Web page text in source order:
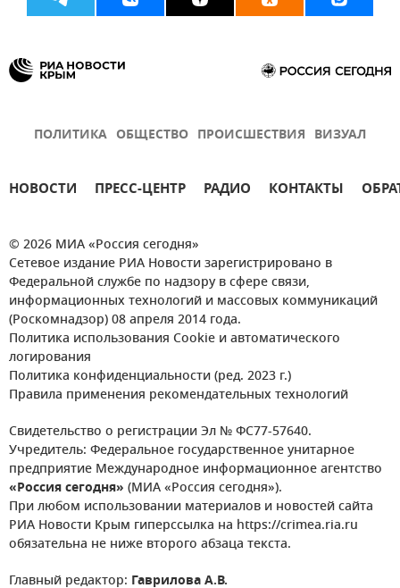
ПОЛИТИКА ОБЩЕСТВО ПРОИСШЕСТВИЯ ВИЗУАЛ
НОВОСТИ ПРЕСС-ЦЕНТР РАДИО КОНТАКТЫ
© 2026 МИА «Россия сегодня»
Сетевое издание РИА Новости зарегистрировано в
Федеральной службе по надзору в сфере связи,
информационных технологий и массовых коммуникаций
(Роскомнадзор) 08 апреля 2014 года.
Политика использования Cookie и автоматического
логирования
Политика конфиденциальности (ред. 2023 г.)
Правила применения рекомендательных технологий
Свидетельство о регистрации Эл № ФС77-57640.
Учредитель: Федеральное государственное унитарное
предприятие Международное информационное агентство
«Россия сегодня» (МИА «Россия сегодня»).
При любом использовании материалов и новостей сайта
РИА Новости Крым гиперссылка на https://crimea.ria.ru
обязательна не ниже второго абзаца текста.
Главный редактор: Гаврилова А.В.